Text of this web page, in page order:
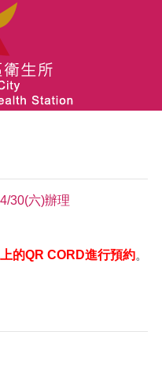
30(六)辦理
的QR CORD進行預約。